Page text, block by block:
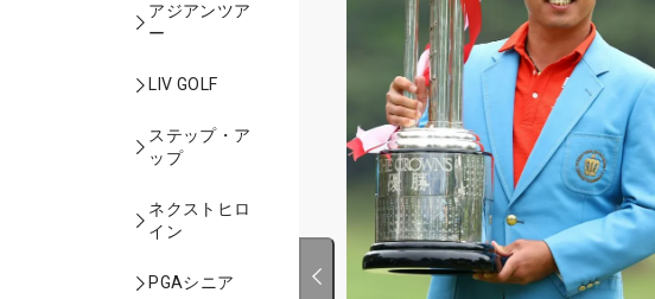
アジアンツア
ー
LIV GOLF
ステップ・ア
ップ
ネクストヒロ
イン
PGAシニア